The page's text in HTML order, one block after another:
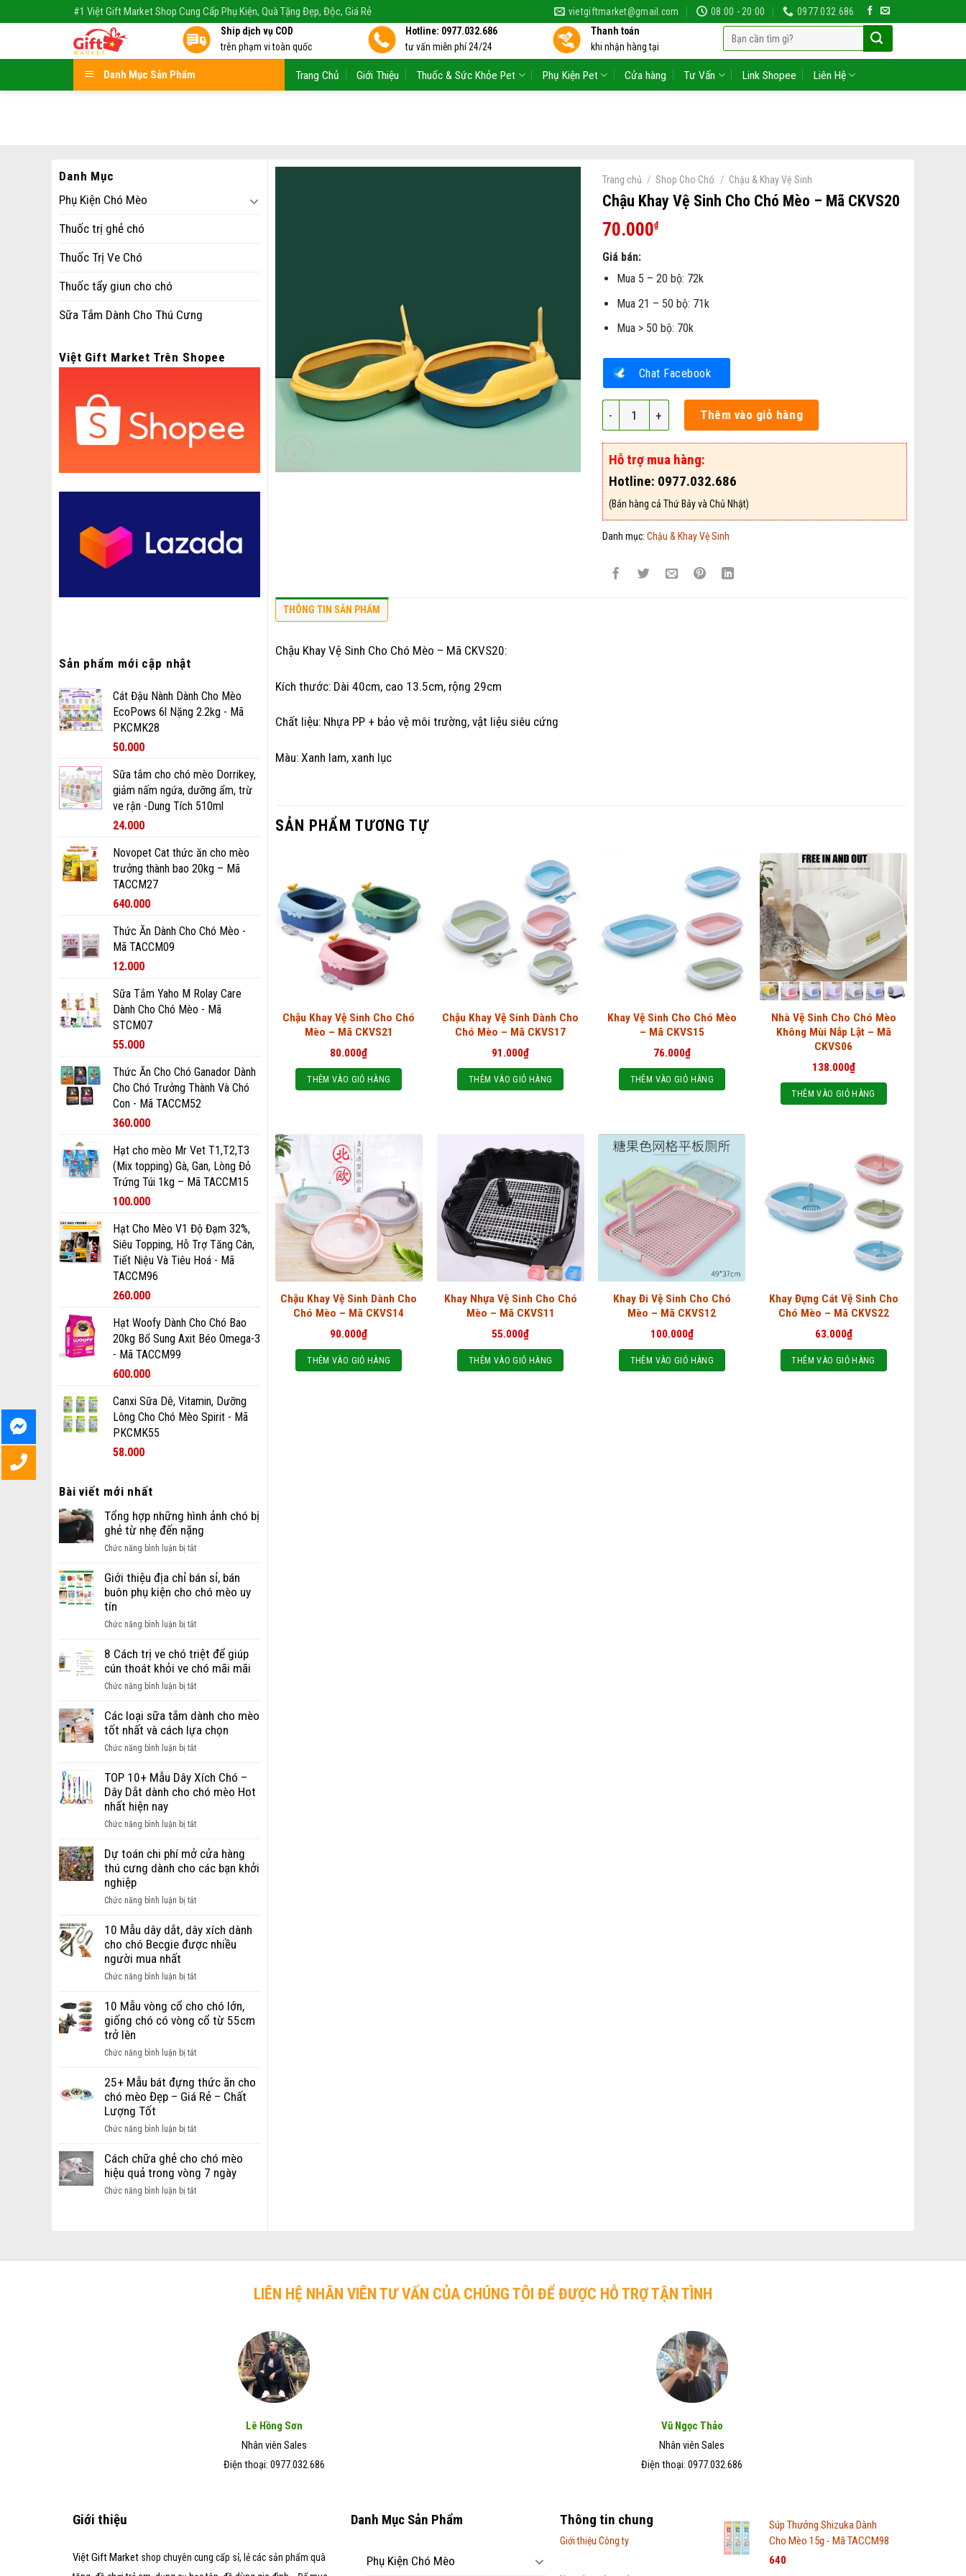
#1 Việt Gift Market Shop Cung Cấp Phụ Kiện, Quà Tặng Đẹp, Độc, Giá Rẻ vietgiftmarket@gmail.com 08:00 - 20:00
0977.032.686
Ship dịch vụ COD
trên phạm vi toàn quốc
Hotline: 0977.032.686
tư vấn miễn phí 24/24
Thanh toán
khi nhận hàng tại
Tìm
kiếm:
Danh Mục Sản Phẩm Trang Chủ Giới Thiệu Thuốc & Sức Khỏe Pet Phụ Kiện Pet Cửa hàng Tư Vấn Link Shopee Liên Hệ
Danh Mục
Phụ Kiện Chó Mèo
Thuốc trị ghẻ chó
Thuốc Trị Ve Chó
Thuốc tẩy giun cho chó
Sữa Tắm Dành Cho Thú Cưng
Việt Gift Market Trên Shopee
Sản phẩm mới cập nhật
Cát Đậu Nành Dành Cho Mèo
EcoPows 6l Nặng 2.2kg - Mã
PKCMK28
50.000
Sữa tắm cho chó mèo Dorrikey,
giảm nấm ngứa, dưỡng ẩm, trừ
ve rận -Dung Tích 510ml
24.000
Novopet Cat thức ăn cho mèo
trưởng thành bao 20kg – Mã
TACCM27
640.000
Thức Ăn Dành Cho Chó Mèo -
Mã TACCM09
12.000
Sữa Tắm Yaho M Rolay Care
Dành Cho Chó Mèo - Mã
STCM07
55.000
Thức Ăn Cho Chó Ganador Dành
Cho Chó Trưởng Thành Và Chó
Con - Mã TACCM52
360.000
Hạt cho mèo Mr Vet T1,T2,T3
(Mix topping) Gà, Gan, Lòng Đỏ
Trứng Túi 1kg – Mã TACCM15
100.000
Hạt Cho Mèo V1 Độ Đạm 32%,
Siêu Topping, Hỗ Trợ Tăng Cân,
Tiết Niệu Và Tiêu Hoá - Mã
TACCM96
260.000
Hạt Woofy Dành Cho Chó Bao
20kg Bổ Sung Axit Béo Omega-3
- Mã TACCM99
600.000
Canxi Sữa Dê, Vitamin, Dưỡng
Lông Cho Chó Mèo Spirit - Mã
PKCMK55
58.000
Bài viết mới nhất
Tổng hợp những hình ảnh chó bị
ghẻ từ nhẹ đến nặng
Chức năng bình luận bị tắtở
hợp
những
chó
ghẻ
từ
nhẹ
nặng
Giới thiệu địa chỉ bán sỉ, bán
buôn phụ kiện cho chó mèo uy
tín
Chức năng bình luận bị tắtở
thiệu
địa
bán
bán
buôn
phụ
cho
chó
tín
8 Cách trị ve chó triệt để giúp
cún thoát khỏi ve chó mãi mãi
Chức năng bình luận bị tắtở
Cách
trị
chó
để
giúp
thoát
ve
chó
Các loại sữa tắm dành cho mèo
tốt nhất và cách lựa chọn
Chức năng bình luận bị tắtở
loại
sữa
cho
tốt
nhất
cách
chọn
TOP 10+ Mẫu Dây Xích Chó –
Dây Dắt dành cho chó mèo Hot
nhất hiện nay
Chức năng bình luận bị tắtở
10+
Mẫu
Chó
Dây
Dắt
cho
Hot
nhất
nay
Dự toán chi phí mở cửa hàng
thú cưng dành cho các bạn khởi
nghiệp
Chức năng bình luận bị tắtở
toán
chi
cửa
thú
cưng
cho
bạn
khởi
nghiệp
10 Mẫu dây dắt, dây xích dành
cho chó Becgie được nhiều
người mua nhất
Chức năng bình luận bị tắtở
Mẫu
dây
xích
cho
chó
được
người
mua
nhất
10 Mẫu vòng cổ cho chó lớn,
giống chó có vòng cổ từ 55cm
trở lên
Chức năng bình luận bị tắtở
Mẫu
vòng
chó
giống
chó
có
25+ Mẫu bát đựng thức ăn cho
chó mèo Đẹp – Giá Rẻ – Chất
Lượng Tốt
Chức năng bình luận bị tắtở
Mẫu
bát
thức
Cách chữa ghẻ cho chó mèo
hiệu quả trong vòng 7 ngày
Chức năng bình luận bị tắtở
chó
Trang chủ / Shop Cho Chó / Chậu & Khay Vệ Sinh
Chậu Khay Vệ Sinh Cho Chó Mèo – Mã CKVS20
70.000₫
Giá bán:
Mua 5 – 20 bộ: 72k
Mua 21 – 50 bộ: 71k
Mua > 50 bộ: 70k
Chat Facebook
Chậu Khay Vệ Sinh Cho Chó Mèo – Mã CKVS20 số lượng
Thêm vào giỏ hàng
Hỗ trợ mua hàng:
Hotline: 0977.032.686
(Bán hàng cả Thứ Bảy và Chủ Nhật)
Danh mục: Chậu & Khay Vệ Sinh
THÔNG TIN SẢN PHẨM
Chậu Khay Vệ Sinh Cho Chó Mèo – Mã CKVS20:
Kích thước: Dài 40cm, cao 13.5cm, rộng 29cm
Chất liệu: Nhựa PP + bảo vệ môi trường, vật liệu siêu cứng
Màu: Xanh lam, xanh lục
SẢN PHẨM TƯƠNG TỰ
Chậu Khay Vệ Sinh Cho Chó
Mèo – Mã CKVS21
80.000₫
THÊM VÀO GIỎ HÀNG
Chậu Khay Vệ Sinh Dành Cho
Chó Mèo – Mã CKVS17
91.000₫
THÊM VÀO GIỎ HÀNG
Khay Vệ Sinh Cho Chó Mèo
– Mã CKVS15
76.000₫
THÊM VÀO GIỎ HÀNG
Nhà Vệ Sinh Cho Chó Mèo
Không Mùi Nắp Lật – Mã
CKVS06
138.000₫
THÊM VÀO GIỎ HÀNG
Chậu Khay Vệ Sinh Dành Cho
Chó Mèo – Mã CKVS14
90.000₫
THÊM VÀO GIỎ HÀNG
Khay Nhựa Vệ Sinh Cho Chó
Mèo – Mã CKVS11
55.000₫
THÊM VÀO GIỎ HÀNG
Khay Đi Vệ Sinh Cho Chó
Mèo – Mã CKVS12
100.000₫
THÊM VÀO GIỎ HÀNG
Khay Đựng Cát Vệ Sinh Cho
Chó Mèo – Mã CKVS22
63.000₫
THÊM VÀO GIỎ HÀNG
LIÊN HỆ NHÂN VIÊN TƯ VẤN CỦA CHÚNG TÔI ĐỂ ĐƯỢC HỖ TRỢ TẬN TÌNH
Lê Hồng Sơn
Nhân viên Sales
Điện thoại: 0977.032.686
Vũ Ngọc Thảo
Nhân viên Sales
Điện thoại: 0977.032.686
Giới thiệu
Việt Gift Marketshop chuyên cung cấp sỉ, lẻ các sản phẩm quà
Danh Mục Sản Phẩm
Phụ Kiện Chó Mèo
Thông tin chung
Giới thiệu Công ty
Súp Thưởng Shizuka Dành
Cho Mèo 15g - Mã TACCM98
640